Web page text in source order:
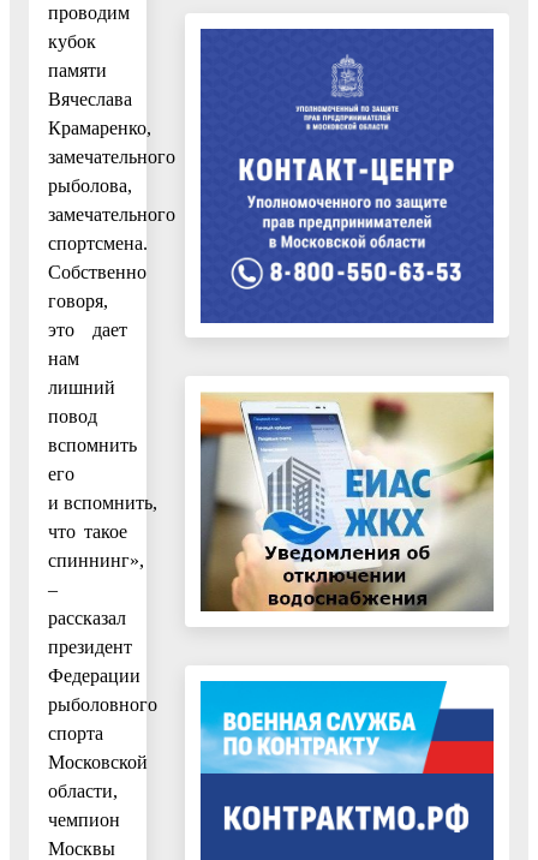
проводим
кубок
памяти
Вячеслава
Крамаренко,
замечательного
рыболова,
замечательного
спортсмена.
Собственно
говоря,
это дает
нам
лишний
повод
вспомнить
его
и вспомнить,
что такое
спиннинг»,
–
рассказал
президент
Федерации
рыболовного
спорта
Московской
области,
чемпион
Москвы